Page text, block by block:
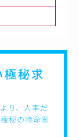
極秘求
り、人事だ
秘の特命案